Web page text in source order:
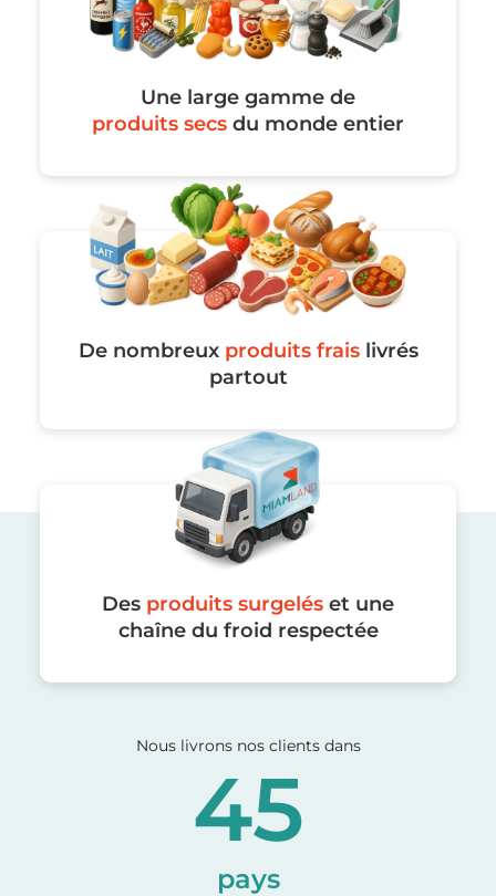
Une large gamme de
produits secs du monde entier
De nombreux produits fraislivrés
partout
Des produits surgelés et une
chaîne du froid respectée
Nous livrons nos clients dans
45
pays